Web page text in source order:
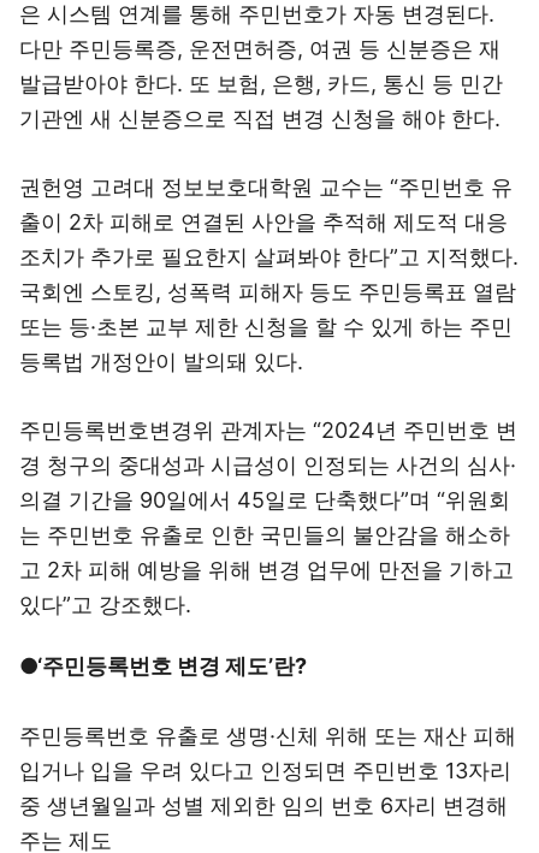
은 시스템 연계를 통해 주민번호가 자동 변경된다.
다만 주민등록증, 운전면허증, 여권 등 신분증은 재
발급받아야 한다. 또 보험, 은행, 카드, 통신 등 민간
기관엔 새 신분증으로 직접 변경 신청을 해야 한다.
권헌영 고려대 정보보호대학원 교수는 “주민번호 유
출이 2차 피해로 연결된 사안을 추적해 제도적 대응
조치가 추가로 필요한지 살펴봐야 한다”고 지적했다.
국회엔 스토킹, 성폭력 피해자 등도 주민등록표 열람
또는 등·초본 교부 제한 신청을 할 수 있게 하는 주민
등록법 개정안이 발의돼 있다.
주민등록번호변경위 관계자는 “2024년 주민번호 변
경 청구의 중대성과 시급성이 인정되는 사건의 심사·
의결 기간을 90일에서 45일로 단축했다”며 “위원회
는 주민번호 유출로 인한 국민들의 불안감을 해소하
고 2차 피해 예방을 위해 변경 업무에 만전을 기하고
있다”고 강조했다.
●‘주민등록번호 변경 제도’란?
주민등록번호 유출로 생명·신체 위해 또는 재산 피해
입거나 입을 우려 있다고 인정되면 주민번호 13자리
중 생년월일과 성별 제외한 임의 번호 6자리 변경해
주는 제도